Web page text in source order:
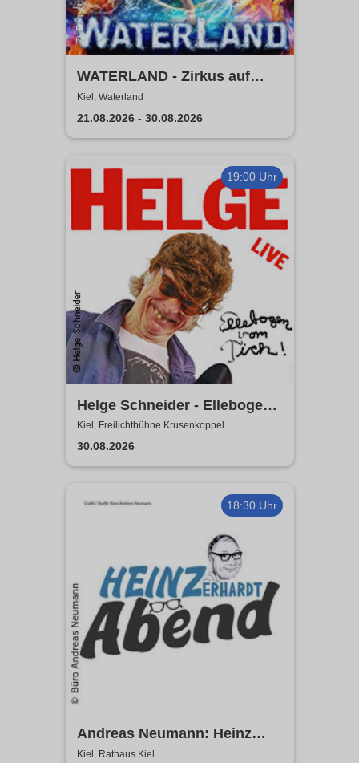
WATERLAND - Zirkus auf
dem Wasser | Kiel
Kiel, Waterland
21.08.2026 - 30.08.2026
19:00 Uhr
Helge Schneider - Ellebogen
vom Tich
Kiel, Freilichtbühne Krusenkoppel
30.08.2026
18:30 Uhr
Andreas Neumann: Heinz
Erhardt Dinner Show
Kiel, Rathaus Kiel